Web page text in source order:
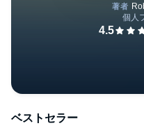
ベストセラー